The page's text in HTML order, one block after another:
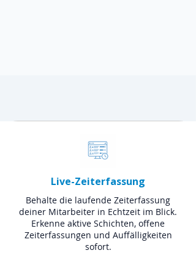
Live-Zeiterfassung
Behalte die laufende Zeiterfassung
deiner Mitarbeiter in Echtzeit im Blick.
Erkenne aktive Schichten, offene
Zeiterfassungen und Auffälligkeiten
sofort.